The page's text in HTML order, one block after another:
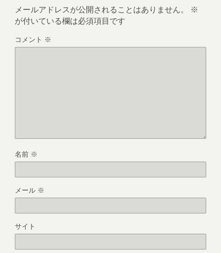
メールアドレスが公開されることはありません。
※
が付いている欄は必須項目です
コメント ※
名前 ※
メール ※
サイト